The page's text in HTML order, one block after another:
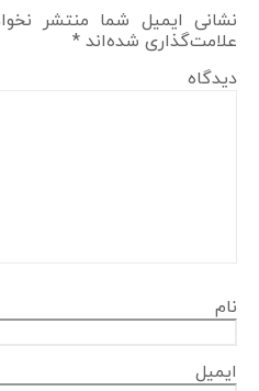
نشانی ایمیل شما منتشر
علامت‌گذاری شده‌اند *